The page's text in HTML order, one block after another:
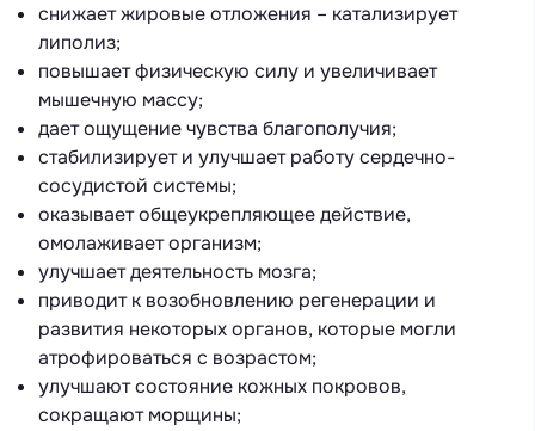
снижает жировые отложения – катализирует
липолиз;
повышает физическую силу и увеличивает
мышечную массу;
дает ощущение чувства благополучия;
стабилизирует и улучшает работу сердечно-
сосудистой системы;
оказывает общеукрепляющее действие,
омолаживает организм;
улучшает деятельность мозга;
приводит к возобновлению регенерации и
развития некоторых органов, которые могли
атрофироваться с возрастом;
улучшают состояние кожных покровов,
сокращают морщины;